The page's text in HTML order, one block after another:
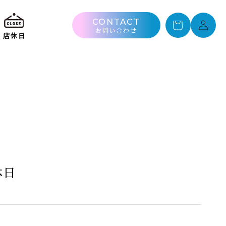
店休日
CONTACT
お問い合わせ
カ
ー
ト
グ
イ